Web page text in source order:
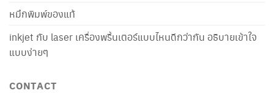
หมึกพิมพ์ของแท้
inkjet กับ laser เครื่องพริ้นเตอร์แบบไหนดีกว่ากัน อธิบายเข้าใจ
แบบง่ายๆ
CONTACT